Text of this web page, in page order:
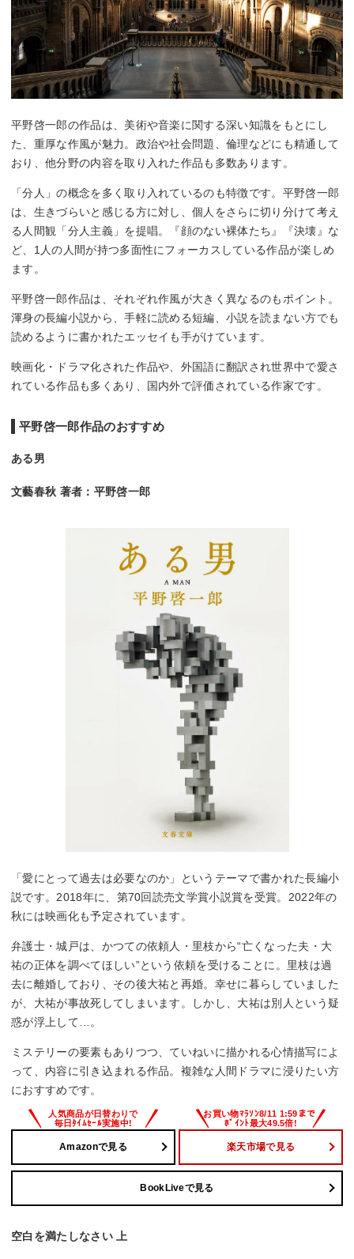
平野啓一郎の作品は、美術や音楽に関する深い知識をもとにし
た、重厚な作風が魅力。政治や社会問題、倫理などにも精通して
おり、他分野の内容を取り入れた作品も多数あります。
「分人」の概念を多く取り入れているのも特徴です。平野啓一郎
は、生きづらいと感じる方に対し、個人をさらに切り分けて考え
る人間観「分人主義」を提唱。『顔のない裸体たち』『決壊』な
ど、1人の人間が持つ多面性にフォーカスしている作品が楽しめ
ます。
平野啓一郎作品は、それぞれ作風が大きく異なるのもポイント。
渾身の長編小説から、手軽に読める短編、小説を読まない方でも
読めるように書かれたエッセイも手がけています。
映画化・ドラマ化された作品や、外国語に翻訳され世界中で愛さ
れている作品も多くあり、国内外で評価されている作家です。
平野啓一郎作品のおすすめ
ある男
文藝春秋 著者：平野啓一郎
「愛にとって過去は必要なのか」というテーマで書かれた長編小
説です。2018年に、第70回読売文学賞小説賞を受賞。2022年の
秋には映画化も予定されています。
弁護士・城戸は、かつての依頼人・里枝から“亡くなった夫・大
祐の正体を調べてほしい”という依頼を受けることに。里枝は過
去に離婚しており、その後大祐と再婚。幸せに暮らしていました
が、大祐が事故死してしまいます。しかし、大祐は別人という疑
惑が浮上して…。
ミステリーの要素もありつつ、ていねいに描かれる心情描写によ
って、内容に引き込まれる作品。複雑な人間ドラマに浸りたい方
におすすめです。
Amazonで見る 楽天市場で見る
BookLiveで見る
空白を満たしなさい 上